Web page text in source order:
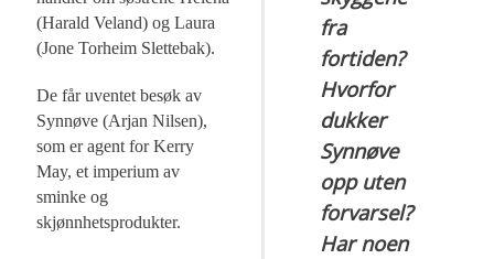
fra
fortiden?
Hvorfor
dukker
Synnøve
opp uten
forvarsel?
Har noen
(Harald Veland) og Laura
(Jone Torheim Slettebak).
De får uventet besøk av
Synnøve (Arjan Nilsen),
som er agent for Kerry
May, et imperium av
sminke og
skjønnhetsprodukter.